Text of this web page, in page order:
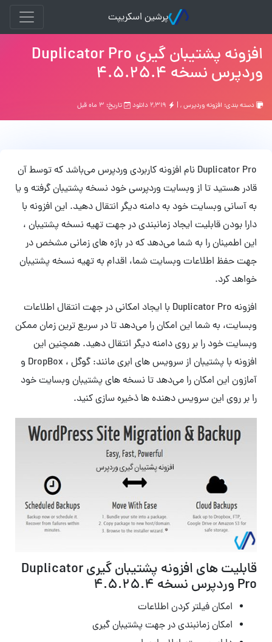
پرشین اسکریپت
افزونه پشتیبان گیری Duplicator Pro
وردپرس نسخه 4.5.25.4
دسته بندی: افزونه وردپرس, | تاریخ: ۳ ماه قبل
Duplicator Pro نام افزونه کاربردی وردپرس می‌باشد که توسط آن
قادر هستید تا از وبسایت وردپرسی خود نسخه پشتیبان گرفته و یا
به آسانی وبسایت خود به دامنه دیگر انتقال دهید. این افزونه با
دارا بودن قابلیت ایجاد زمانبندی در جهت تهیه نسخه پشتیبان ،
این اطمینان را به شما می‌دهد که در بازه های زمانی مشخص در
جهت حفظ اطلاعات وبسایت شما، اقدام به تهیه نسخه پشتیبان
خواهد کرد.
افزونه Duplicator Pro با ایجاد امکانی در جهت انتقال اطلاعات
وبسایت، به شما این امکان را می‌دهد تا در سریع ترین زمان ممکن
وبسایت خود را بر روی دامنه دیگر انتقال دهید. همچنین این
افزونه با پشتیبان از سرویس های ابری مانند: گوگل ، DropBox و
آمازون این امکان را می‌دهد تا نسخه های پشتیبان وبسایت خود
را بر روی این سرویس دهنده ها ذخیره سازی کنید.
قابلیت های افزونه پشتیبان گیری Duplicator
Pro وردپرس نسخه ۴.۵.۲۵.۴
امکان فیلتر کردن اطلاعات
امکان زمانبندی در جهت پشتیبان گیری